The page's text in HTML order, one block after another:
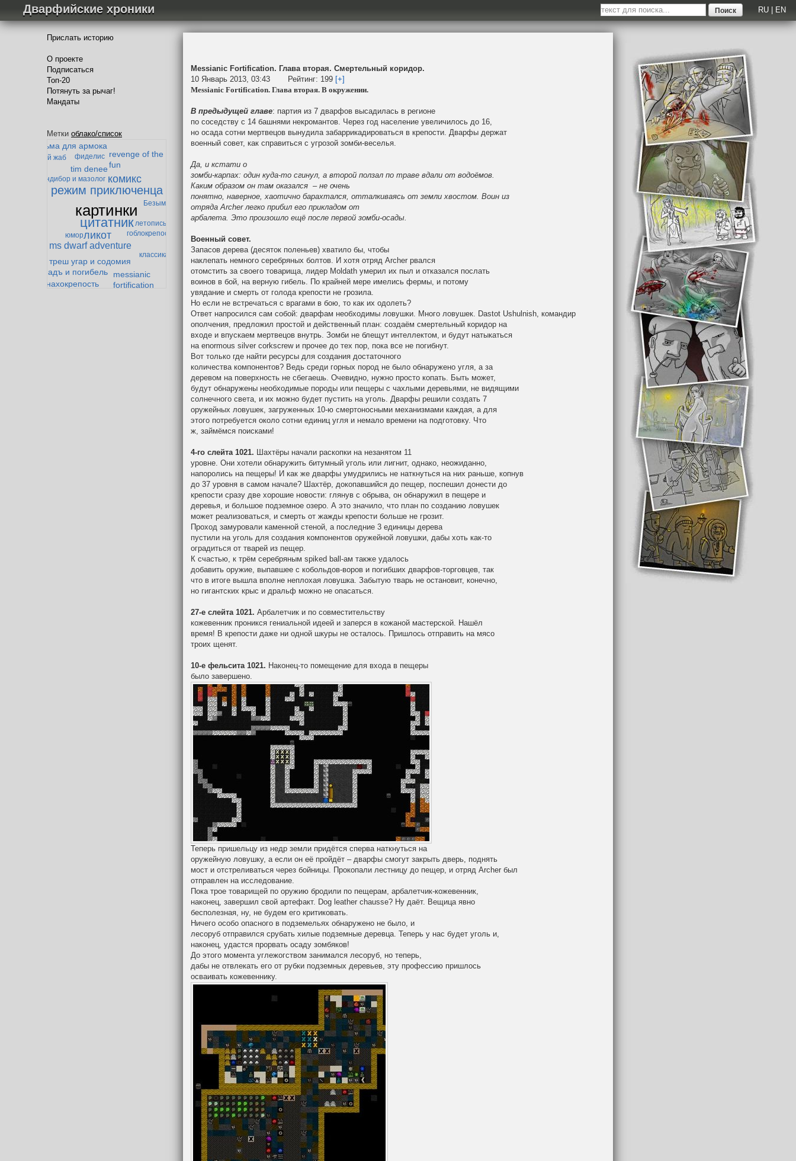
Дварфийские хроники RU EN
Прислать историю
О проекте
Подписаться
Топ-20
Потянуть за рычаг!
Мандаты
Метки облако/список
картинки
цитатник
режим приключенца
ликот
комикс
ms dwarf adventure
треш угар и содомия
tim denee
адъ и погибель
revenge of the
fun
messianic
fortification
тюрьма для армока
монахокрепость
фиделис
классика
превосходства
дварф-параноик
гоблокрепость
гандибор и мазолог
юмор
летопись
ленивый жаб
Безымянный
Messianic Fortification. Глава вторая. Смертельный коридор.
10 Январь 2013, 03:43
Рейтинг: 199 [+]
Messianic Fortification. Глава вторая. В окружении.
В предыдущей главе: партия из 7 дварфов высадилась в регионе
по соседству с 14 башнями некромантов. Через год население увеличилось до 16,
но осада сотни мертвецов вынудила забаррикадироваться в крепости. Дварфы держат
военный совет, как справиться с угрозой зомби-веселья.
Да, и кстати о
зомби-карпах: один куда-то сгинул, а второй ползал по траве вдали от водоёмов.
Каким образом он там оказался – не очень
понятно, наверное, хаотично барахтался, отталкиваясь от земли хвостом. Воин из
отряда Archerлегко прибил его прикладом от
арбалета. Это произошло ещё после первой зомби-осады.
Военный совет.
Запасов дерева (десяток поленьев) хватило бы, чтобы
наклепать немного серебряных болтов. И хотя отряд Archer рвался
отомстить за своего товарища, лидер Moldath умерил их пыл и отказался послать
воинов в бой, на верную гибель. По крайней мере имелись фермы, и потому
увядание и смерть от голода крепости не грозила.
Но если не встречаться с врагами в бою, то как их одолеть?
Ответ напросился сам собой: дварфам необходимы ловушки. Много ловушек. Dastot Ushulnish , командир
ополчения, предложил простой и действенный план: создаём смертельный коридор на
входе и впускаем мертвецов внутрь. Зомби не блещут интеллектом, и будут натыкаться
на enormous silver corkscrew и прочее до тех пор, пока все не погибнут.
Вот только где найти ресурсы для создания достаточного
количества компонентов? Ведь среди горных пород не было обнаружено угля, а за
деревом на поверхность не сбегаешь. Очевидно, нужно просто копать. Быть может,
будут обнаружены необходимые породы или пещеры с чахлыми деревьями, не видящими
солнечного света, и их можно будет пустить на уголь. Дварфы решили создать 7
оружейных ловушек, загруженных 10-ю смертоносными механизмами каждая, а для
этого потребуется около сотни единиц угля и немало времени на подготовку. Что
ж, займёмся поисками!
4-го слейта 1021. Шахтёры начали раскопки на незанятом 11
уровне. Они хотели обнаружить битумный уголь или лигнит, однако, неожиданно,
напоролись на пещеры! И как же дварфы умудрились не наткнуться на них раньше, копнув
до 37 уровня в самом начале? Шахтёр, докопавшийся до пещер, поспешил донести до
крепости сразу две хорошие новости: глянув с обрыва, он обнаружил в пещере и
деревья, и большое подземное озеро. А это значило, что план по созданию ловушек
может реализоваться, и смерть от жажды крепости больше не грозит.
Проход замуровали каменной стеной, а последние 3 единицы дерева
пустили на уголь для создания компонентов оружейной ловушки, дабы хоть как-то
оградиться от тварей из пещер.
К счастью, к трём серебряным spiked ball-ам также удалось
добавить оружие, выпавшее с кобольдов-воров и погибших дварфов-торговцев, так
что в итоге вышла вполне неплохая ловушка. Забытую тварь не остановит, конечно,
но гигантских крыс и дральф можно не опасаться.
27-е слейта 1021. Арбалетчик и по совместительству
кожевенник проникся гениальной идеей и заперся в кожаной мастерской. Нашёл
время! В крепости даже ни одной шкуры не осталось. Пришлось отправить на мясо
троих щенят.
10-е фельсита 1021. Наконец-то помещение для входа в пещеры
было завершено.
Теперь пришельцу из недр земли придётся сперва наткнуться на
оружейную ловушку, а если он её пройдёт – дварфы смогут закрыть дверь, поднять
мост и отстреливаться через бойницы. Прокопали лестницу до пещер, и отряд Archer был
отправлен на исследование.
Пока трое товарищей по оружию бродили по пещерам, арбалетчик-кожевенник,
наконец, завершил свой артефакт. Dog leather chausse? Ну даёт. Вещица явно
бесполезная, ну, не будем его критиковать.
Ничего особо опасного в подземельях обнаружено не было, и
лесоруб отправился срубать хилые подземные деревца. Теперь у нас будет уголь и,
наконец, удастся прорвать осаду зомбяков!
До этого момента углежогством занимался лесоруб, но теперь,
дабы не отвлекать его от рубки подземных деревьев, эту профессию пришлось
осваивать кожевеннику.